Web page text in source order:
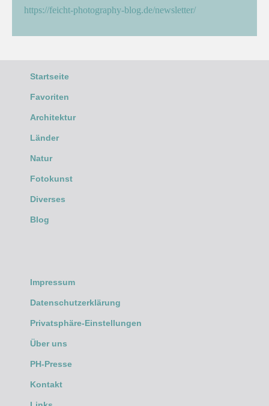
https://feicht-photography-blog.de/newsletter/
Startseite
Favoriten
Architektur
Länder
Natur
Fotokunst
Diverses
Blog
Impressum
Datenschutzerklärung
Privatsphäre-Einstellungen
Über uns
PH-Presse
Kontakt